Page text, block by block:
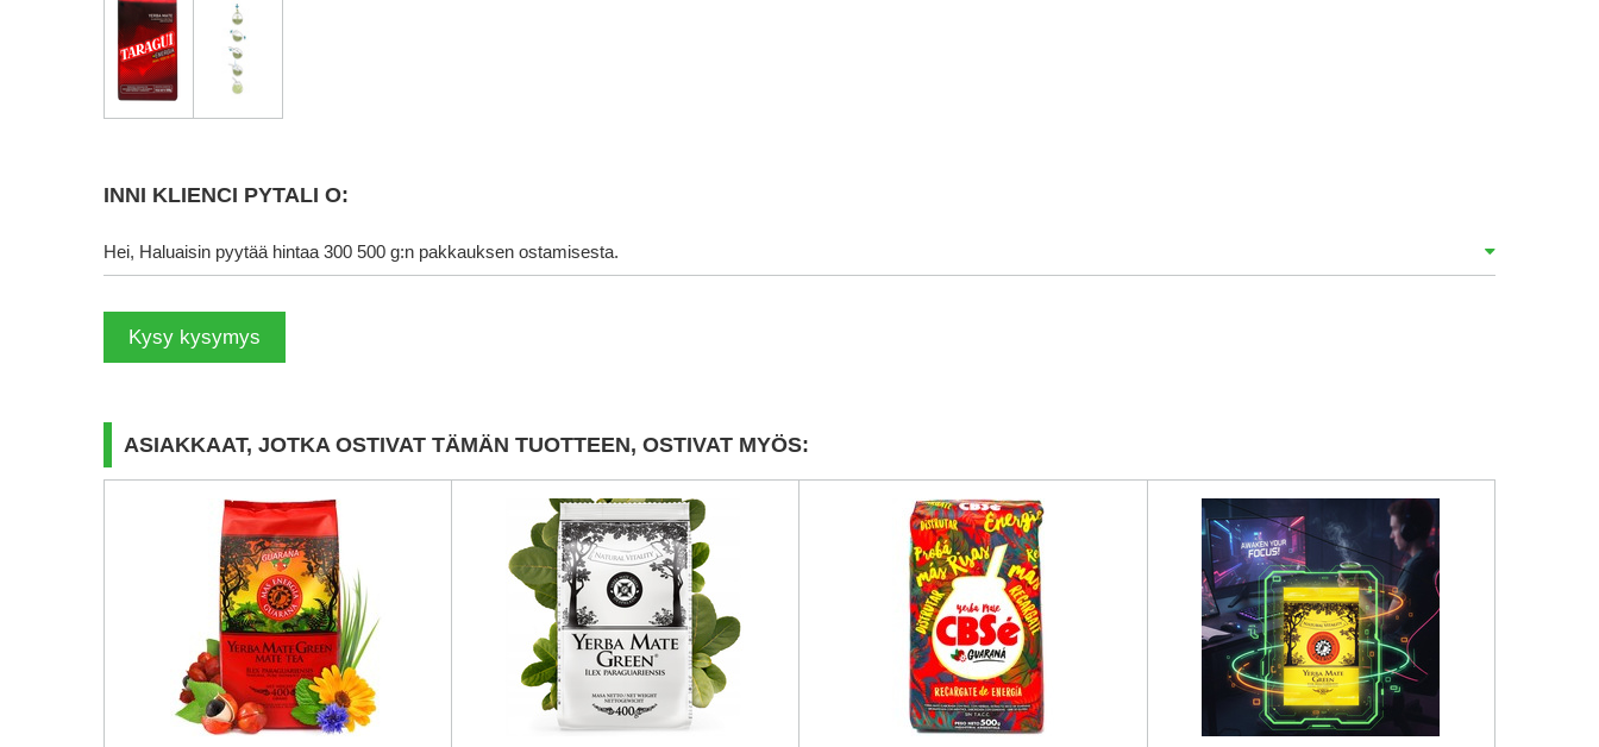
INNI KLIENCI PYTALI O:
Hei, Haluaisin pyytää hintaa 300 500 g:n pakkauksen ostamisesta.
Kysy kysymys
ASIAKKAAT, JOTKA OSTIVAT TÄMÄN TUOTTEEN, OSTIVAT MYÖS: